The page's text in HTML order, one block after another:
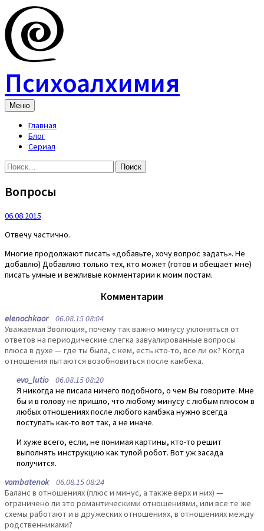
Skip
to
content
Психоалхимия
Меню
Главная
Блог
Сериал
Найти:
Вопросы
06.08.2015
Отвечу частично.
Многие продолжают писать «добавьте, хочу вопрос задать». Не
добавлю) Добавляю только тех, кто может (готов и обещает мне)
писать умные и вежливые комментарии к моим постам.
Комментарии
elenochkaor06.08.15 08:04
Уважаемая Эволюция, почему так важно минусу уклоняться от
ответов на периодические слегка завуалированные вопросы
плюса в духе — где ты была, с кем, есть кто-то, все ли ок? Когда
отношения пытаются возобновиться после камбека.
evo_lutio06.08.15 08:20
Я никогда не писала ничего подобного, о чем Вы говорите. Мне
бы и в голову не пришло, что любому минусу с любым плюсом в
любых отношениях после любого камбэка нужно всегда
поступать как-то вот так, а не иначе.
И хуже всего, если, не понимая картины, кто-то решит
выполнять инструкцию как тупой робот. Вот уж засада
получится.
vombatenok06.08.15 08:24
Баланс в отношениях (плюс и минус, а также верх и них) —
ограничено ли это романтическими отношениями, или все те же
схемы работают и в дружеских отношениях, в отношениях между
родственниками?